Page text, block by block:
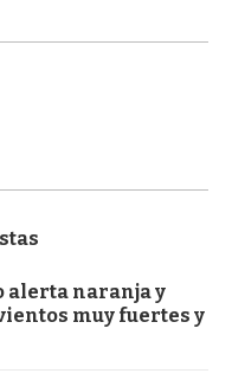
alerta naranja y
muy fuertes y